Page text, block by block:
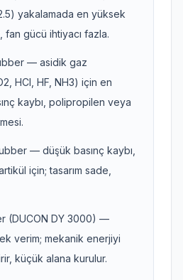
yakalamada en yüksek
gücü ihtiyacı fazla.
— asidik gaz
HCl, HF, NH3) için en
kaybı, polipropilen veya
— düşük basınç kaybı,
için; tasarım sade,
(DUCON DY 3000) —
verim; mekanik enerjiyi
küçük alana kurulur.